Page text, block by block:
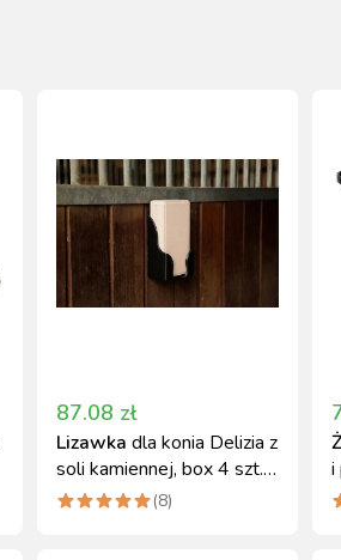
87.08 zł
Lizawka dla konia Delizia z
soli kamiennej, box 4 szt. x
2 kg, Kerbl (8)
i